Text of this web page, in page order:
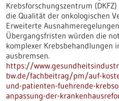
Krebsforschungszentrum
die Qualität der onkologischen
Erweiterte
Übergangsfristen würden die
komplexer Krebsbehandlungen
ausbremsen.
https://
bw.de/fachbeitrag/pm/auf-
und-patienten-fuehrende-
anpassung-der-